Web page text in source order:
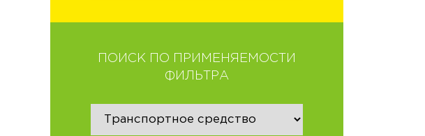
ПОИСК ПО ПРИМЕНЯЕМОСТИ
ФИЛЬТРА